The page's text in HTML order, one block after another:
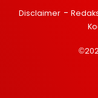
Disclaimer